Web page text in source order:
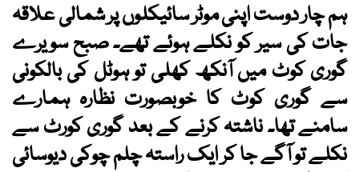
ہم چار دوست اپنی موٹر سائیکلوں پر شمالی علاقہ
جات کی سیر کو نکلے ہوئے تھے۔ صبح سویرے
گوری کوٹ میں آنکھ کھلی تو ہوٹل کی بالکونی
سے گوری کوٹ کا خوبصورت نظارہ ہمارے
سامنے تھا۔ ناشتہ کرنے کے بعد گوری کورٹ سے
نکلے تو آگے جا کر ایک راستہ چلم چوکی دیوسائی